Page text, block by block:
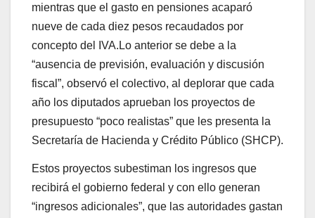
mientras que el gasto en pensiones acaparó
nueve de cada diez pesos recaudados por
concepto del IVA.Lo anterior se debe a la
“ausencia de previsión, evaluación y discusión
fiscal”, observó el colectivo, al deplorar que cada
año los diputados aprueban los proyectos de
presupuesto “poco realistas” que les presenta la
Secretaría de Hacienda y Crédito Público (SHCP).
Estos proyectos subestiman los ingresos que
recibirá el gobierno federal y con ello generan
“ingresos adicionales”, que las autoridades gastan